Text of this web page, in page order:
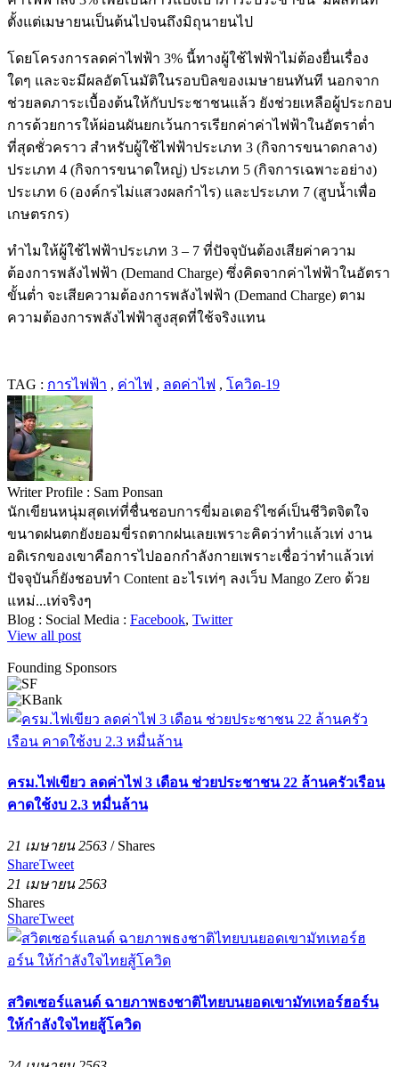
ตั้งแต่เมษายนเป็นต้นไปจนถึงมิถุนายนไป
โดยโครงการลดค่าไฟฟ้า 3% นี้ทางผู้ใช้ไฟฟ้าไม่ต้องยื่นเรื่อง
ใดๆ และจะมีผลอัตโนมัติในรอบบิลของเมษายนทันที นอกจาก
ช่วยลดภาระเบื้องต้นให้กับประชาชนแล้ว ยังช่วยเหลือผู้ประกอบ
การด้วยการให้ผ่อนผันยกเว้นการเรียกค่าค่าไฟฟ้าในอัตราต่ำ
ที่สุดชั่วคราว สำหรับผู้ใช้ไฟฟ้าประเภท 3 (กิจการขนาดกลาง)
ประเภท 4 (กิจการขนาดใหญ่) ประเภท 5 (กิจการเฉพาะอย่าง)
ประเภท 6 (องค์กรไม่แสวงผลกำไร) และประเภท 7 (สูบน้ำเพื่อ
เกษตรกร)
ทำไมให้ผู้ใช้ไฟฟ้าประเภท 3 – 7 ที่ปัจจุบันต้องเสียค่าความ
ต้องการพลังไฟฟ้า (Demand Charge) ซึ่งคิดจากค่าไฟฟ้าในอัตรา
ขั้นต่ำ จะเสียความต้องการพลังไฟฟ้า (Demand Charge) ตาม
ความต้องการพลังไฟฟ้าสูงสุดที่ใช้จริงแทน
TAG : การไฟฟ้า , ค่าไฟ , ลดค่าไฟ , โควิด-19
Writer Profile : Sam Ponsan
นักเขียนหนุ่มสุดเท่ที่ชื่นชอบการขี่มอเตอร์ไซค์เป็นชีวิตจิตใจ
ขนาดฝนตกยังยอมขี่รถตากฝนเลยเพราะคิดว่าทำแล้วเท่ งาน
อดิเรกของเขาคือการไปออกกำลังกายเพราะเชื่อว่าทำแล้วเท่
ปัจจุบันก็ยังชอบทำ Content อะไรเท่ๆ ลงเว็บ Mango Zero ด้วย
แหม่...เท่จริงๆ
Blog : Social Media : Facebook, Twitter
View all post
Founding Sponsors
ครม.ไฟเขียว ลดค่าไฟ 3 เดือน ช่วยประชาชน 22 ล้านครัวเรือน
คาดใช้งบ 2.3 หมื่นล้าน
21 เมษายน 2563 / Shares
ShareTweet
21 เมษายน 2563
Shares
ShareTweet
สวิตเซอร์แลนด์ ฉายภาพธงชาติไทยบนยอดเขามัทเทอร์ฮอร์น
ให้กำลังใจไทยสู้โควิด